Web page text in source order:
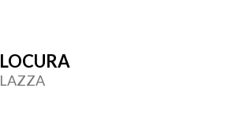
LOCURA
LAZZA